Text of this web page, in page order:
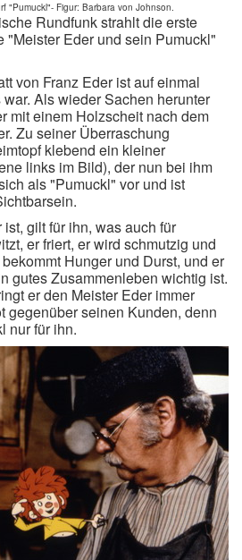
"Pumuckl"- Figur: Barbara von Johnson.
Rundfunk strahlt die erste
"Meister Eder und sein Pumuckl"
von Franz Eder ist auf einmal
Als wieder Sachen herunter
mit einem Holzscheit nach dem
Zu seiner Überraschung
klebend ein kleiner
links im Bild), der nun bei ihm
als "Pumuckl" vor und ist
gilt für ihn, was auch für
er friert, er wird schmutzig und
Hunger und Durst, und er
gutes Zusammenleben wichtig ist.
er den Meister Eder immer
gegenüber seinen Kunden, denn
nur für ihn.